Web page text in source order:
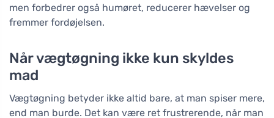
men forbedrer også humøret, reducerer hævelser og
fremmer fordøjelsen.
Når vægtøgning ikke kun skyldes
mad
Vægtøgning betyder ikke altid bare, at man spiser mere,
end man burde. Det kan være ret frustrerende, når man